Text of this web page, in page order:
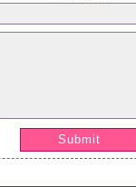
Submit